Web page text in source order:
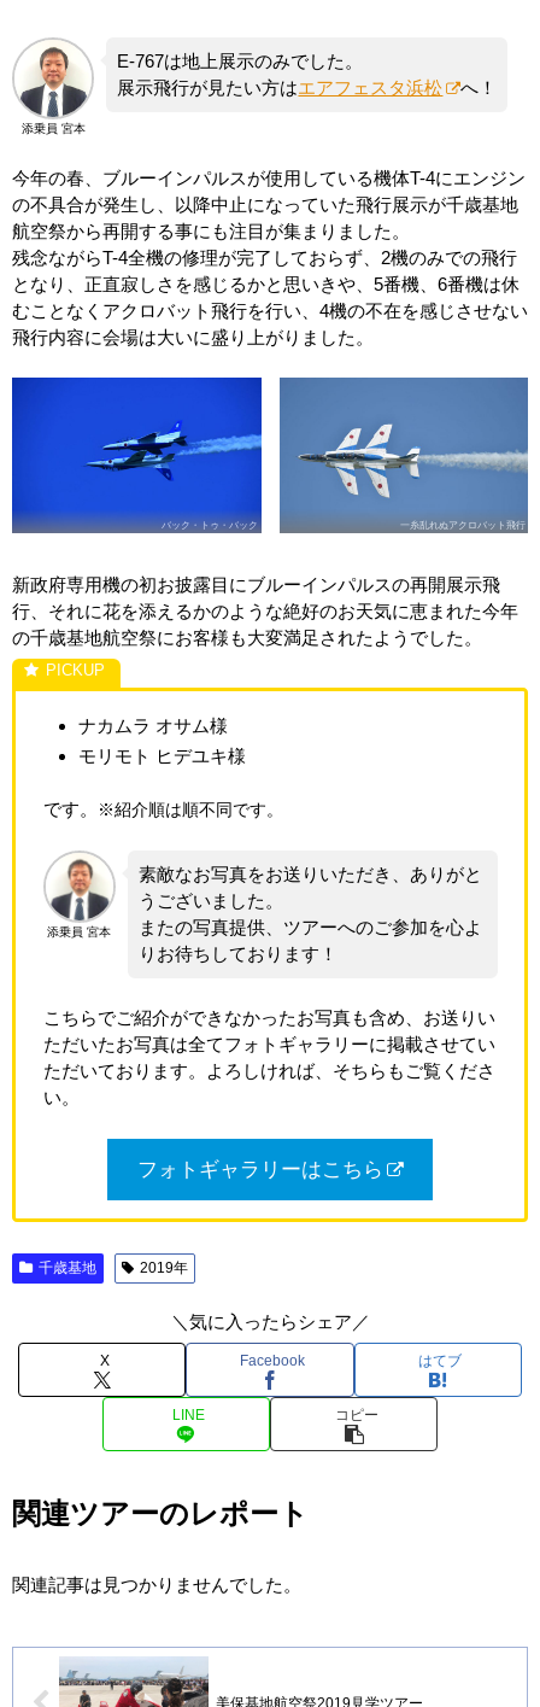
添乗員 宮本
E-767は地上展示のみでした。
展示飛行が見たい方はエアフェスタ浜松 へ！
今年の春、ブルーインパルスが使用している機体T-4にエンジン
の不具合が発生し、以降中止になっていた飛行展示が千歳基地
航空祭から再開する事にも注目が集まりました。
残念ながらT-4全機の修理が完了しておらず、2機のみでの飛行
となり、正直寂しさを感じるかと思いきや、5番機、6番機は休
むことなくアクロバット飛行を行い、4機の不在を感じさせない
飛行内容に会場は大いに盛り上がりました。
バック・トゥ・バック 一糸乱れぬアクロバット飛行
新政府専用機の初お披露目にブルーインパルスの再開展示飛
行、それに花を添えるかのような絶好のお天気に恵まれた今年
の千歳基地航空祭にお客様も大変満足されたようでした。
ナカムラ オサム様
モリモト ヒデユキ様
です。 ※紹介順は順不同です。
添乗員 宮本
素敵なお写真をお送りいただき、ありがと
うございました。
またの写真提供、ツアーへのご参加を心よ
りお待ちしております！
こちらでご紹介ができなかったお写真も含め、お送りい
ただいたお写真は全てフォトギャラリーに掲載させてい
ただいております。よろしければ、そちらもご覧くださ
い。
フォトギャラリーはこちら
千歳基地 2019年
＼気に入ったらシェア／
X Facebook はてブ
LINE コピー
関連ツアーのレポート
関連記事は見つかりませんでした。
美保基地航空祭2019見学ツアー